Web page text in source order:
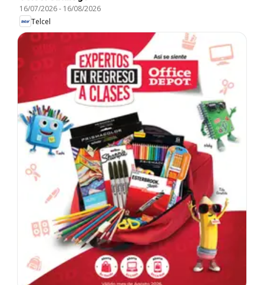
16/07/2026- 16/08/2026
Telcel